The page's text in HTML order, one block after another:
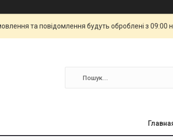
та повідомлення будуть оброблені з 09:00